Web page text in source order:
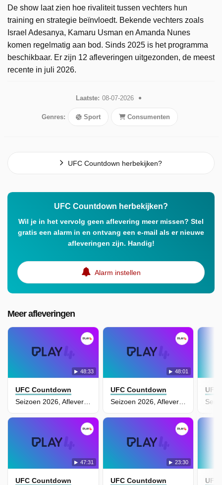
De show laat zien hoe rivaliteit tussen vechters hun
training en strategie beïnvloedt. Bekende vechters zoals
Israel Adesanya, Kamaru Usman en Amanda Nunes
komen regelmatig aan bod. Sinds 2025 is het programma
beschikbaar. Er zijn 12 afleveringen uitgezonden, de meest
recente in juli 2026.
Laatste: 08-07-2026
Genres: Sport Consumenten
UFC Countdown herbekijken?
UFC Countdown herbekijken?
Wil je in het vervolg geen aflevering meer missen? Stel
gratis een alarm in en ontvang een e-mail als er nieuwe
afleveringen zijn. Handig!
Alarm instellen
Meer afleveringen
48:33
UFC Countdown
Seizoen 2026, Aflevering 7
48:01
UFC Countdown
Seizoen 2026, Aflevering 6
47:31
UFC Countdown
23:30
UFC Countdown